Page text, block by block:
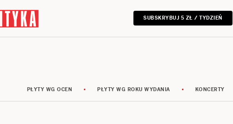
SUBSKRYBUJ 5 ZŁ / TYDZIEŃ
PŁYTY WG OCEN PŁYTY WG ROKU WYDANIA KONCERTY